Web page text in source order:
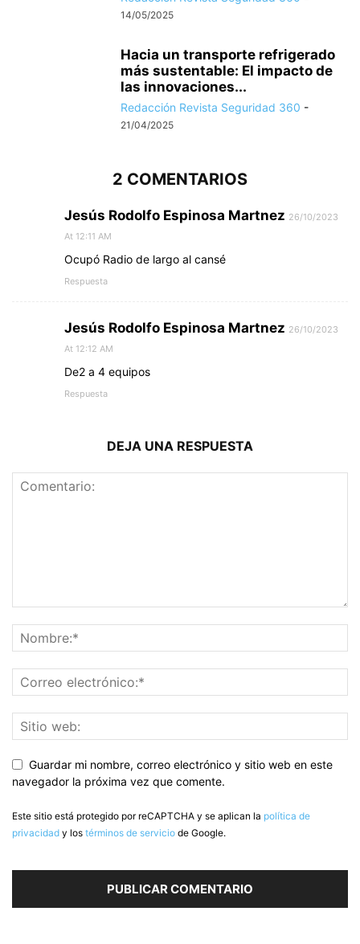
14/05/2025
Hacia un transporte refrigerado
más sustentable: El impacto de
las innovaciones...
Redacción Revista Seguridad 360 -
21/04/2025
2 COMENTARIOS
Jesús Rodolfo Espinosa Martnez 26/10/2023
At 12:11 AM
Ocupó Radio de largo al cansé
Respuesta
Jesús Rodolfo Espinosa Martnez 26/10/2023
At 12:12 AM
De2 a 4 equipos
Respuesta
DEJA UNA RESPUESTA
Guardar mi nombre, correo electrónico y sitio web en este
navegador la próxima vez que comente.
Este sitio está protegido por reCAPTCHA y se aplican la política de
privacidad y los términos de servicio de Google.